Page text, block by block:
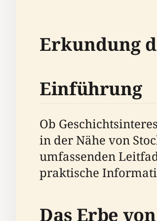
Erkundung
Einführung
Ob
in der Nähe von
umfassenden
praktische
Das Erbe